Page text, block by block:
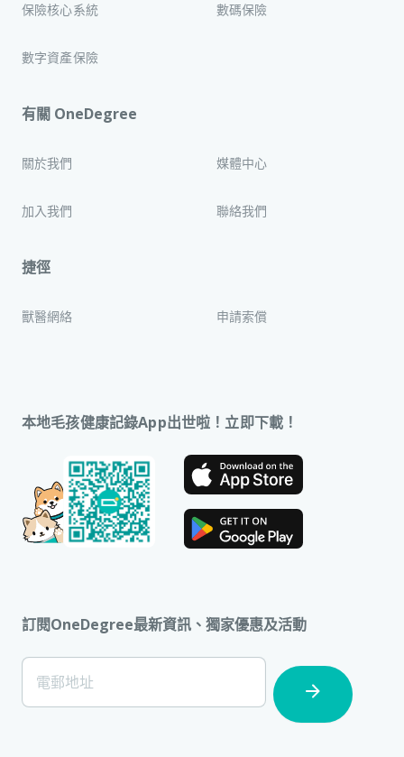
保險核心系統 數碼保險
數字資產保險
有關 OneDegree
關於我們 媒體中心
加入我們 聯絡我們
捷徑
獸醫網絡 申請索償
本地毛孩健康記錄App出世啦！立即下載！
訂閱OneDegree最新資訊、獨家優惠及活動
[Footer]
Subscription
電郵地址